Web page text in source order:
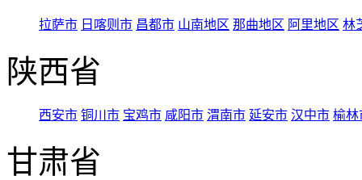
拉萨市 日喀则市 昌都市 山南地区 那曲地区 阿里地区 林
陕西省
西安市 铜川市 宝鸡市 咸阳市 渭南市 延安市 汉中市 榆林
甘肃省